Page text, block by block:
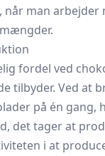
når man arbejder
fordel ved
tilbyder. Ved at
på én gang,
det tager at
i at